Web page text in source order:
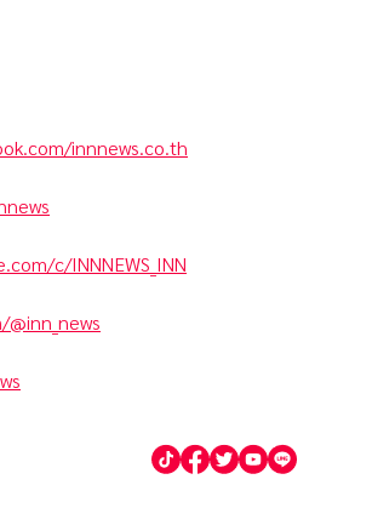
innnews.co.th
c/INNNEWS_INN